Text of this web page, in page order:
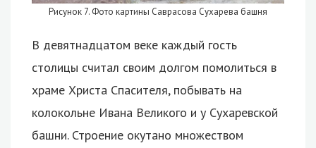
Рисунок 7. Фото картины Саврасова Сухарева башня
В девятнадцатом веке каждый гость
столицы считал своим долгом помолиться в
храме Христа Спасителя, побывать на
колокольне Ивана Великого и у Сухаревской
башни. Строение окутано множеством